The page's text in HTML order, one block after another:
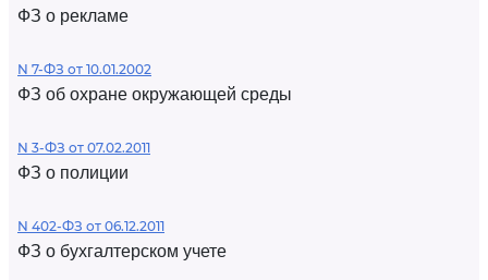
ФЗ о рекламе
N 7-ФЗ от 10.01.2002
ФЗ об охране окружающей среды
N 3-ФЗ от 07.02.2011
ФЗ о полиции
N 402-ФЗ от 06.12.2011
ФЗ о бухгалтерском учете